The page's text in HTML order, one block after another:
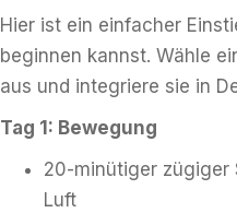
Hier ist ein einfacher
beginnen kannst. Wähle
aus und integriere sie in
Tag 1: Bewegung
20-minütiger zügiger
Luft